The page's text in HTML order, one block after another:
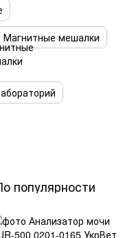
Магнитные мешалки
популярности